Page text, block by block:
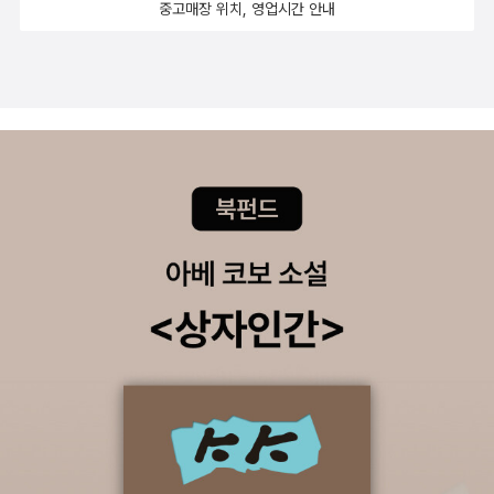
고자 할 때만 보입니다. 내 모습 속에 숨어 있는 부처, 곧 타자와 자연,
타인 안의 부처이자 내 안의 부처입니다. - page 130 ~ 131​'교육'은
들이 이끌어갈 세상에 대해 기존세대들의 노하우와 바람이 담긴.그렇
기에 우리는 '교육'을 함부로 간과해서는 안됨을 다시금 깨달았습니
시민'을 키우자는 것, 이해와 공감이 숨쉬는 세상을 만드는 것이었고
그것의 연결고리는 '교육'이라는 것을 한결같이 외치고 있었습니다.책
을 읽고나니 저 역시도 인문학적 소양을 갖추고 제 아이를 위한 미래
교육을 위해 해야할 일에 대해 생각에 잠기게 되었습니다. ​
중고매장 위치, 영업시간 안내